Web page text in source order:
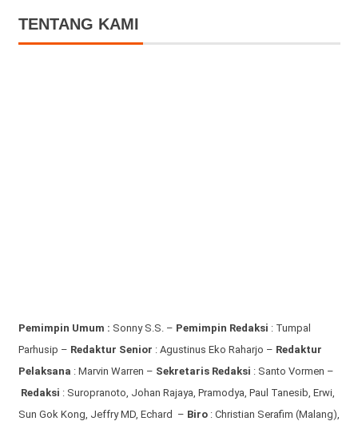
TENTANG KAMI
Pemimpin Umum : Sonny S.S. – Pemimpin Redaksi : Tumpal
Parhusip – Redaktur Senior : Agustinus Eko Raharjo – Redaktur
Pelaksana : Marvin Warren – Sekretaris Redaksi : Santo Vormen –
Redaksi : Suropranoto, Johan Rajaya, Pramodya, Paul Tanesib, Erwi,
Sun Gok Kong, Jeffry MD, Echard – Biro: Christian Serafim (Malang),